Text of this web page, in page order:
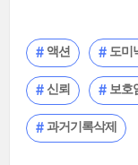
액션 도미
신뢰 보호
과거기록삭제